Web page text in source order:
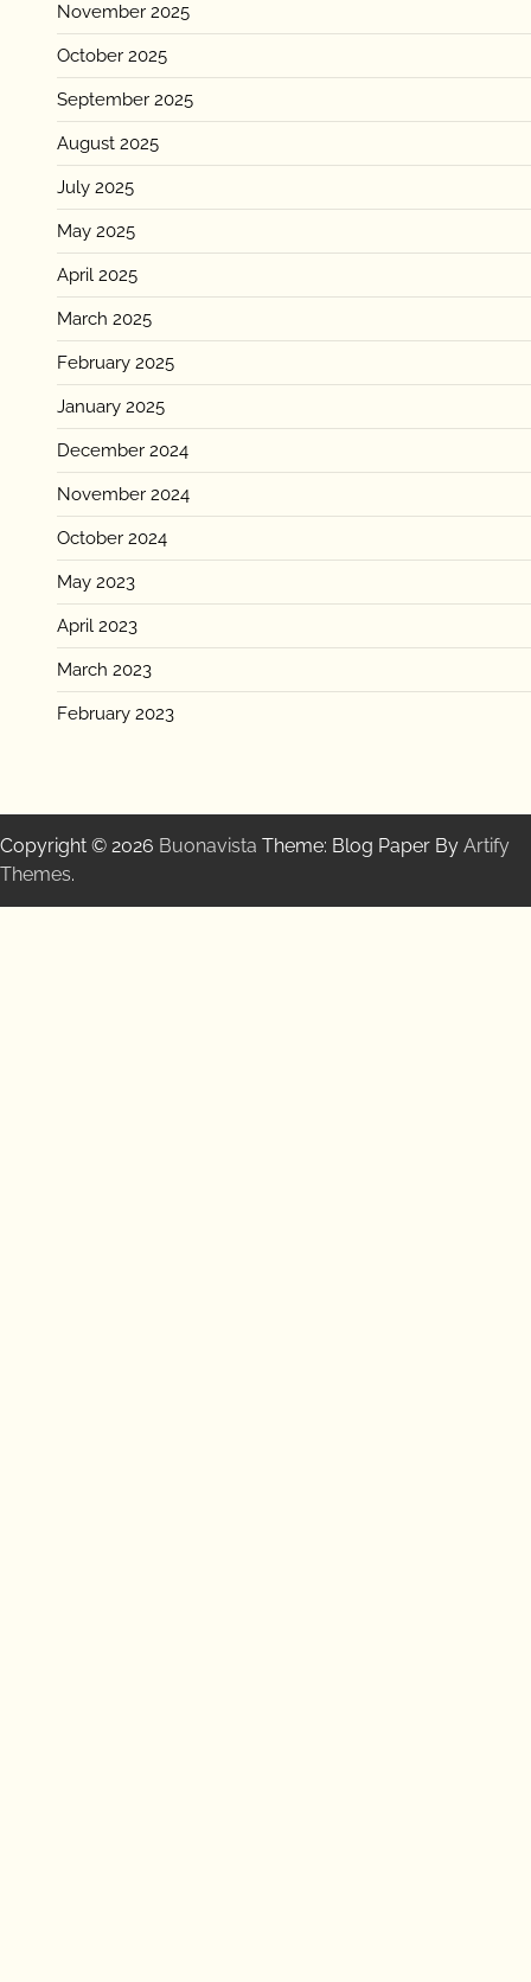
November 2025
October 2025
September 2025
August 2025
July 2025
May 2025
April 2025
March 2025
February 2025
January 2025
December 2024
November 2024
October 2024
May 2023
April 2023
March 2023
February 2023
Copyright © 2026 Buonavista Theme: Blog Paper By Artify
Themes.